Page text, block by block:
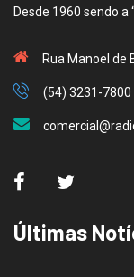
Desde 1960 sendo a
Rua Manoel de
(54) 3231-7800
Últimas